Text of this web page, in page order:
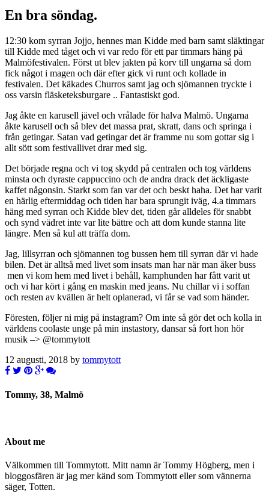
En bra söndag.
12:30 kom syrran Jojjo, hennes man Kidde med barn samt släktingar
till Kidde med tåget och vi var redo för ett par timmars häng på
Malmöfestivalen. Först ut blev jakten på korv till ungarna så dom
fick något i magen och där efter gick vi runt och kollade in
festivalen. Det käkades Churros samt jag och sjömannen tryckte i
oss varsin fläsketeksburgare .. Fantastiskt god.
Jag åkte en karusell jävel och vrålade för halva Malmö. Ungarna
åkte karusell och så blev det massa prat, skratt, dans och springa i
från getingar. Satan vad getingar det är framme nu som gottar sig i
allt sött som festivallivet drar med sig.
Det började regna och vi tog skydd på centralen och tog världens
minsta och dyraste cappuccino och de andra drack det äckligaste
kaffet någonsin. Starkt som fan var det och beskt haha. Det har varit
en härlig eftermiddag och tiden har bara sprungit iväg, 4.a timmars
häng med syrran och Kidde blev det, tiden går alldeles för snabbt
och synd vädret inte var lite bättre och att dom kunde stanna lite
längre. Men så kul att träffa dom.
Jag, lillsyrran och sjömannen tog bussen hem till syrran där vi hade
bilen. Det är alltså med livet som insats man har när man åker buss
men vi kom hem med livet i behåll, kamphunden har fått varit ut
och vi har kört i gång en maskin med jeans. Nu chillar vi i soffan
och resten av kvällen är helt oplanerad, vi får se vad som händer.
Föresten, följer ni mig på instagram? Om inte så gör det och kolla in
världens coolaste unge på min instastory, dansar så fort hon hör
musik –> @tommytott
12 augusti, 2018 by tommytott
Tommy, 38, Malmö
About me
Välkommen till Tommytott. Mitt namn är Tommy Högberg, men i
bloggosfären är jag mer känd som Tommytott eller som vännerna
säger, Totten.